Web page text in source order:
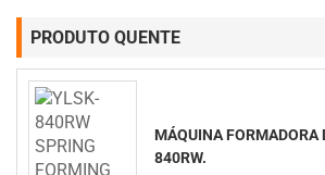
PRODUTO QUENTE
MÁQUINA FORMADORA
840RW.